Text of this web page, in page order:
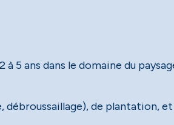
5 ans dans le domaine du
de plantation,